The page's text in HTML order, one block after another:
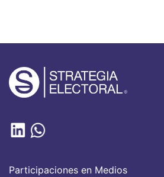
Participaciones en Medios